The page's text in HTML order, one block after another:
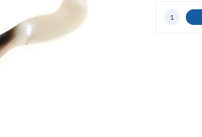
Количество